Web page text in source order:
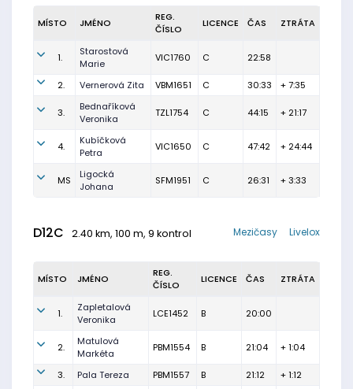
MÍSTO JMÉNO
REG.
ČÍSLO
LICENCE ČAS ZTRÁTA
1.
Starostová
Marie
VIC1760 C 22:58
2. Vernerová Zita VBM1651 C 30:33 + 7:35
3.
Bednaříková
Veronika
TZL1754 C 44:15 + 21:17
4.
Kubíčková
Petra
VIC1650 C 47:42 + 24:44
MS
Ligocká
Johana
SFM1951 C 26:31 + 3:33
D12C 2.40 km, 100 m, 9 kontrol Livelox
Mezičasy
MÍSTO JMÉNO
REG.
ČÍSLO
LICENCE ČAS ZTRÁTA
1.
Zapletalová
Veronika
LCE1452 B 20:00
2.
Matulová
Markéta
PBM1554 B 21:04 + 1:04
3. Pala Tereza PBM1557 B 21:12 + 1:12